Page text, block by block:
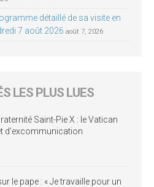
détaillé de sa visite en
7 août 2026 août 7, 2026
LES PLUS LUES
Saint-Pie X : le Vatican
d’excommunication
le pape : « Je travaille pour un